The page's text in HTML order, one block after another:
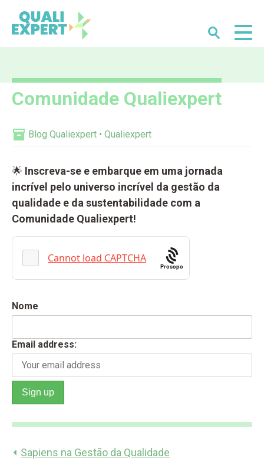
Qualiexpert
Buscar
Comunidade Qualiexpert
Blog Qualiexpert Qualiexpert
🌟 Inscreva-se e embarque em uma jornada
incrível pelo universo incrível da gestão da
qualidade e da sustentabilidade com a
Comunidade Qualiexpert!
Prosopo
Nome
Email address:
⏴ Sapiens na Gestão da Qualidade